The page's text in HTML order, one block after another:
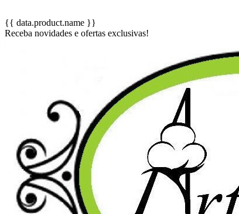
{{ data.product.name }}
Receba novidades e ofertas exclusivas!